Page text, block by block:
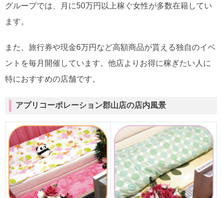
グループでは、月に50万円以上稼ぐ女性が多数在籍してい
ます。
また、旅行券や現金6万円など高額商品が貰える独自のイベ
ントを毎月開催しています。他店よりお得に稼ぎたい人に
特におすすめの店舗です。
アプリコーポレーション郡山店の店内風景